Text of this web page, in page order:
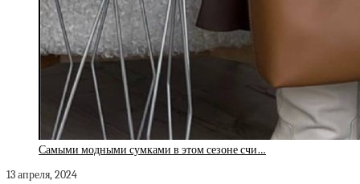
Самыми модными сумками в этом сезоне счи…
13 апреля, 2024